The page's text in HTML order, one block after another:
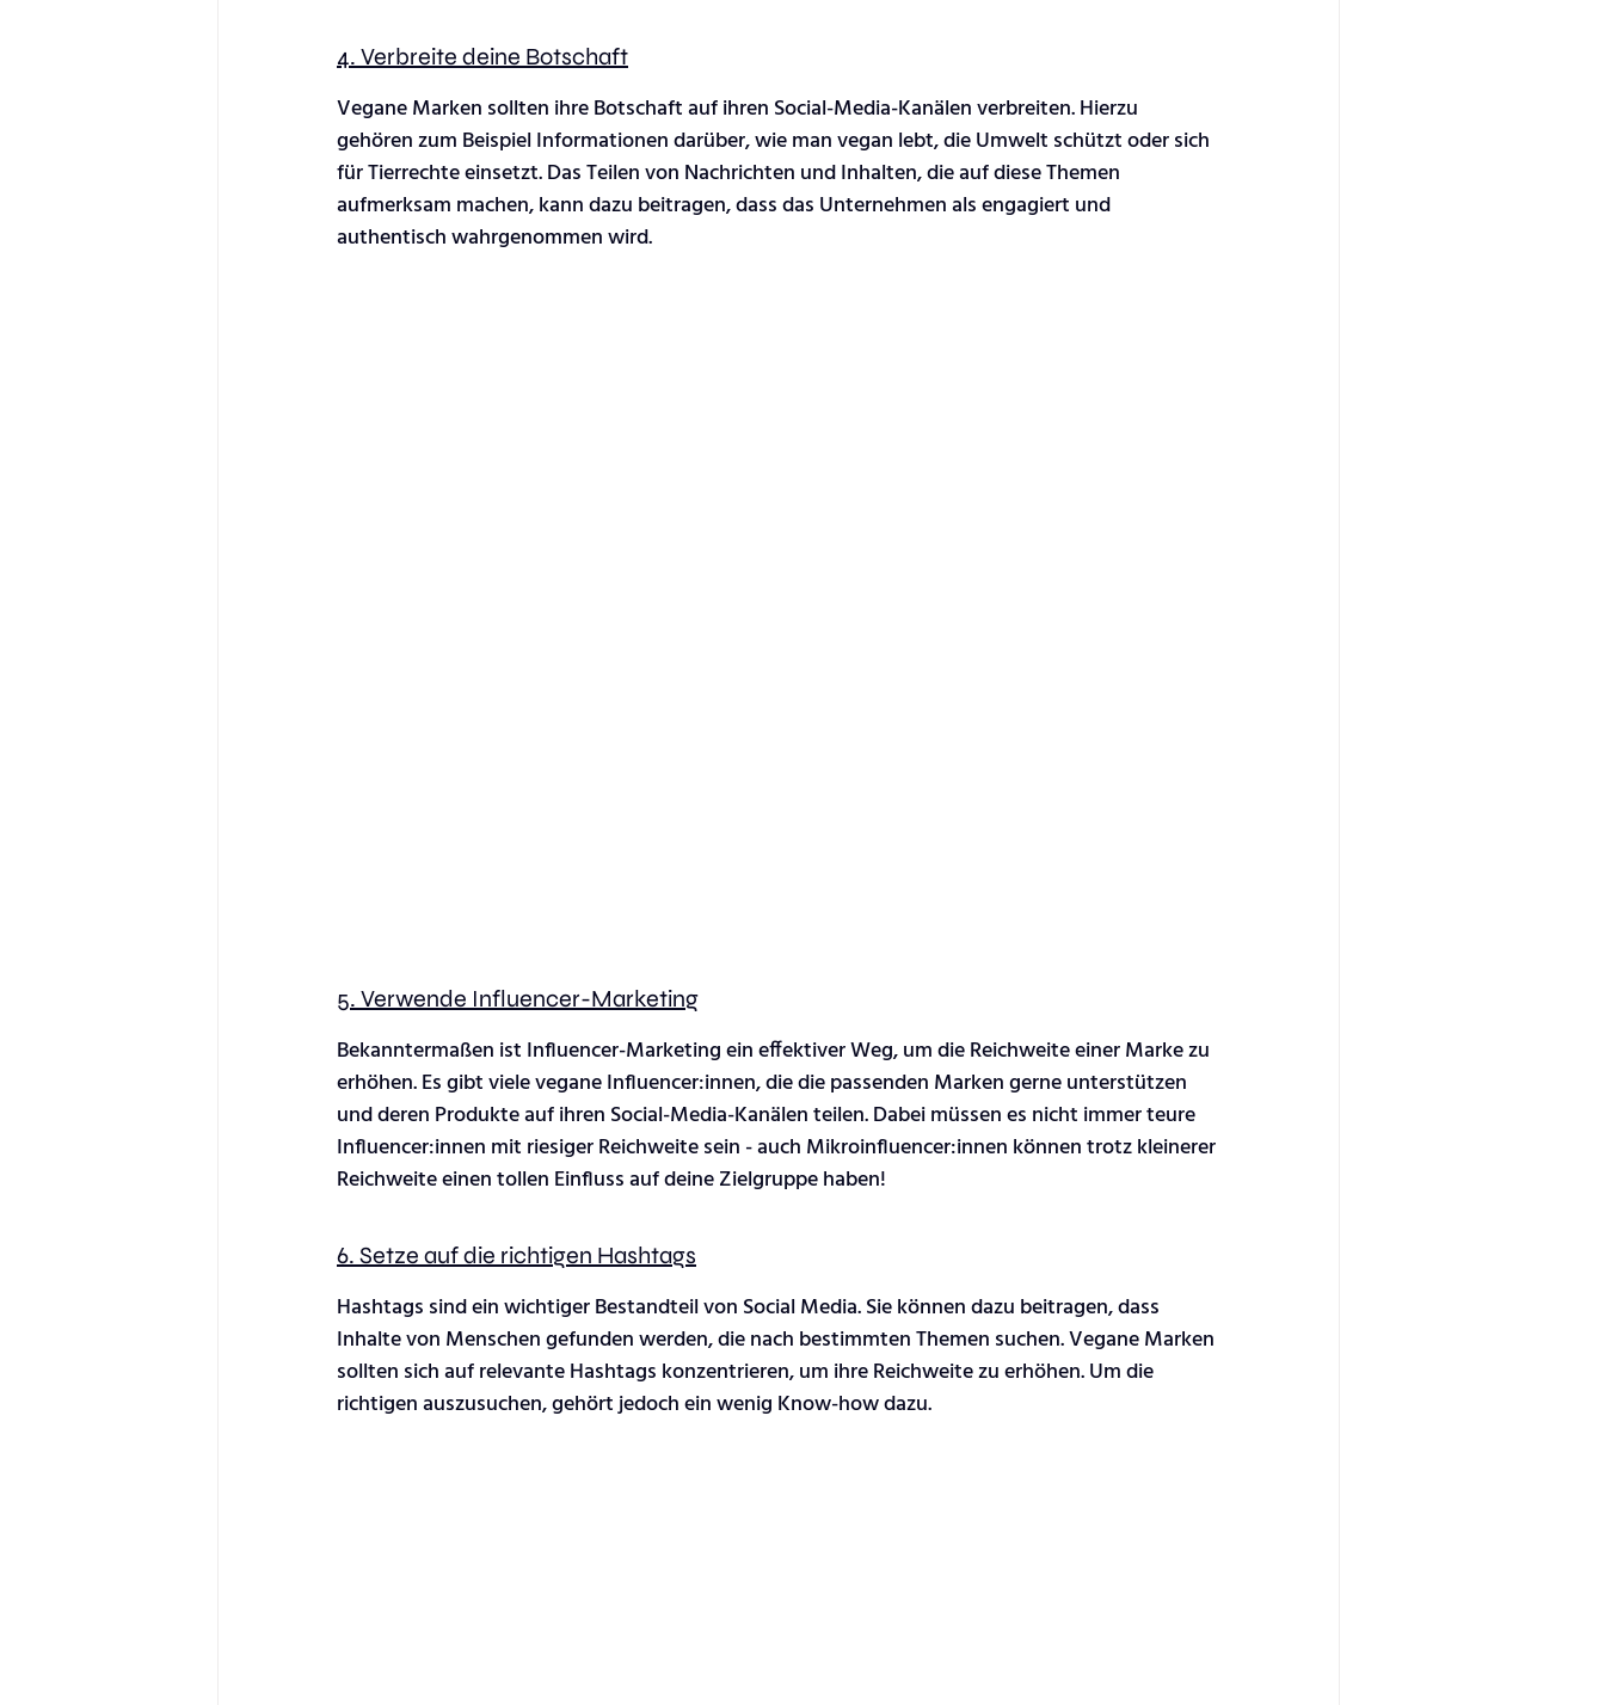
4. Verbreite deine Botschaft
Vegane Marken sollten ihre Botschaft auf ihren Social-Media-Kanälen verbreiten. Hierzu
gehören zum Beispiel Informationen darüber, wie man vegan lebt, die Umwelt schützt oder sich
für Tierrechte einsetzt. Das Teilen von Nachrichten und Inhalten, die auf diese Themen
aufmerksam machen, kann dazu beitragen, dass das Unternehmen als engagiert und
authentisch wahrgenommen wird.
5. Verwende Influencer-Marketing
Bekanntermaßen ist Influencer-Marketing ein effektiver Weg, um die Reichweite einer Marke zu
erhöhen. Es gibt viele vegane Influencer:innen, die die passenden Marken gerne unterstützen
und deren Produkte auf ihren Social-Media-Kanälen teilen. Dabei müssen es nicht immer teure
Influencer:innen mit riesiger Reichweite sein - auch Mikroinfluencer:innen können trotz kleinerer
Reichweite einen tollen Einfluss auf deine Zielgruppe haben!
6. Setze auf die richtigen Hashtags
Hashtags sind ein wichtiger Bestandteil von Social Media. Sie können dazu beitragen, dass
Inhalte von Menschen gefunden werden, die nach bestimmten Themen suchen. Vegane Marken
sollten sich auf relevante Hashtags konzentrieren, um ihre Reichweite zu erhöhen. Um die
richtigen auszusuchen, gehört jedoch ein wenig Know-how dazu.